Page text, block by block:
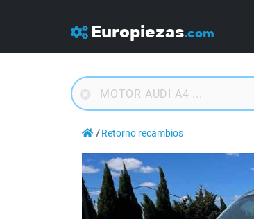
Europiezas.com
Retorno recambios